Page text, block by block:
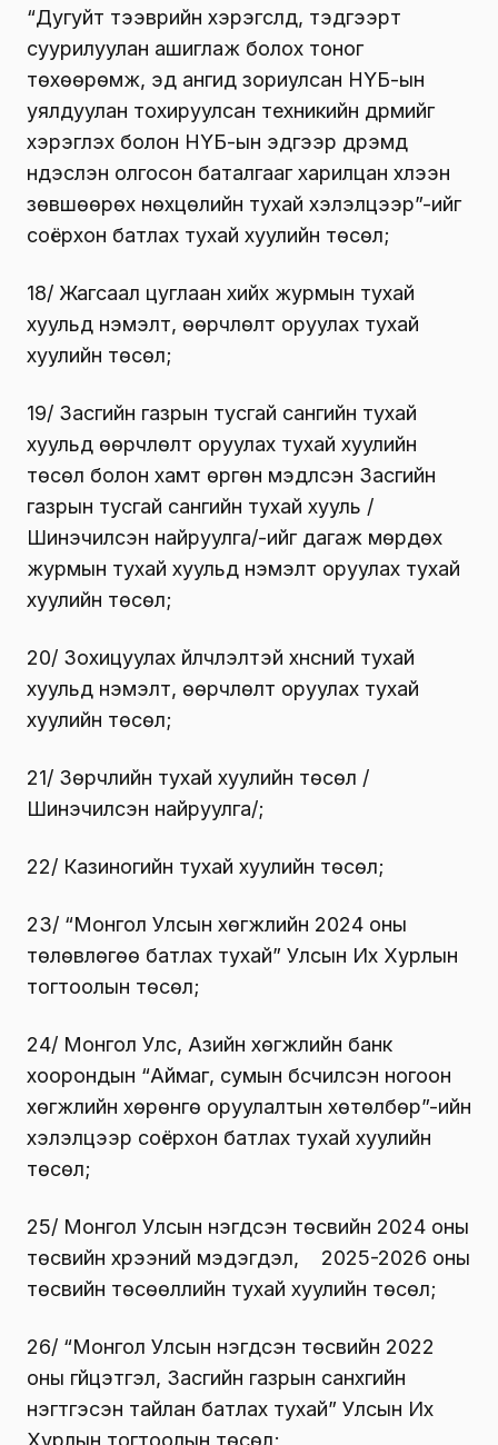
“Дугуйт тээврийн хэрэгслүүд, тэдгээрт
суурилуулан ашиглаж болох тоног
төхөөрөмж, эд ангид зориулсан НҮБ-ын
уялдуулан тохируулсан техникийн дүрмийг
хэрэглэх болон НҮБ-ын эдгээр дүрэмд
үндэслэн олгосон баталгааг харилцан хүлээн
зөвшөөрөх нөхцөлийн тухай хэлэлцээр”-ийг
соёрхон батлах тухай хуулийн төсөл;
18/ Жагсаал цуглаан хийх журмын тухай
хуульд нэмэлт, өөрчлөлт оруулах тухай
хуулийн төсөл;
19/ Засгийн газрын тусгай сангийн тухай
хуульд өөрчлөлт оруулах тухай хуулийн
төсөл болон хамт өргөн мэдүүлсэн Засгийн
газрын тусгай сангийн тухай хууль /
Шинэчилсэн найруулга/-ийг дагаж мөрдөх
журмын тухай хуульд нэмэлт оруулах тухай
хуулийн төсөл;
20/ Зохицуулах үйлчлэлтэй хүнсний тухай
хуульд нэмэлт, өөрчлөлт оруулах тухай
хуулийн төсөл;
21/ Зөрчлийн тухай хуулийн төсөл /
Шинэчилсэн найруулга/;
22/ Казиногийн тухай хуулийн төсөл;
23/ “Монгол Улсын хөгжлийн 2024 оны
төлөвлөгөө батлах тухай” Улсын Их Хурлын
тогтоолын төсөл;
24/ Монгол Улс, Азийн хөгжлийн банк
хоорондын “Аймаг, сумын бүсчилсэн ногоон
хөгжлийн хөрөнгө оруулалтын хөтөлбөр”-ийн
хэлэлцээр соёрхон батлах тухай хуулийн
төсөл;
25/ Монгол Улсын нэгдсэн төсвийн 2024 оны
төсвийн хүрээний мэдэгдэл, 2025-2026 оны
төсвийн төсөөллийн тухай хуулийн төсөл;
26/ “Монгол Улсын нэгдсэн төсвийн 2022
оны гүйцэтгэл, Засгийн газрын санхүүгийн
нэгтгэсэн тайлан батлах тухай” Улсын Их
Хурлын тогтоолын төсөл;